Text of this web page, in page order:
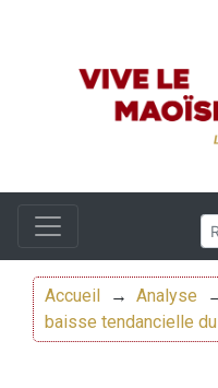
Accueil →Analyse
baisse tendancielle